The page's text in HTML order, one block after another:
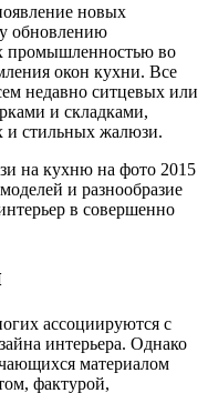
новых
обновлению
промышленностью во
окон кухни. Все
недавно ситцевых или
и складками,
и стильных жалюзи.
на кухню на фото 2015
и разнообразие
в совершенно
ассоциируются с
интерьера. Однако
материалом
фактурой,